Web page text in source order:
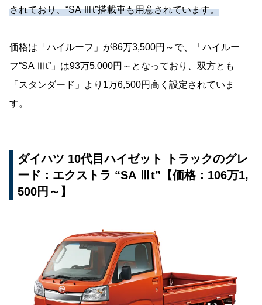
されており、“SA Ⅲt”搭載車も用意されています。
価格は「ハイルーフ」が86万3,500円～で、「ハイルー
フ“SA Ⅲt”」は93万5,000円～となっており、双方とも
「スタンダード」より1万6,500円高く設定されていま
す。
ダイハツ 10代目ハイゼット トラックのグレ
ード：エクストラ “SA Ⅲt”【価格：106万1,
500円～】